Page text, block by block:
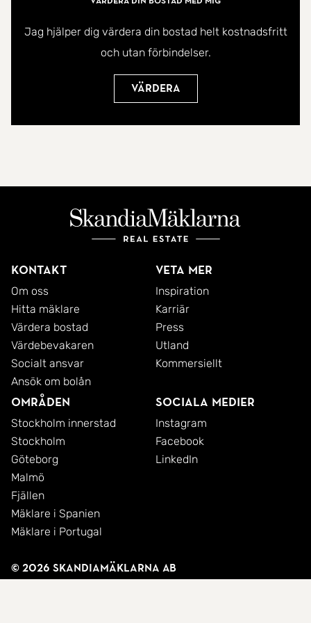
Välkommen hem!
Jag hjälper dig värdera din bostad helt kostnadsfritt
och utan förbindelser.
Värdera
Kontakt
Om oss
Hitta mäklare
Värdera bostad
Värdebevakaren
Socialt ansvar
Ansök om bolån
Veta mer
Inspiration
Karriär
Press
Utland
Kommersiellt
Områden
Stockholm innerstad
Stockholm
Göteborg
Malmö
Fjällen
Mäklare i Spanien
Mäklare i Portugal
Sociala medier
Instagram
Facebook
LinkedIn
© 2026 SkandiaMäklarna AB